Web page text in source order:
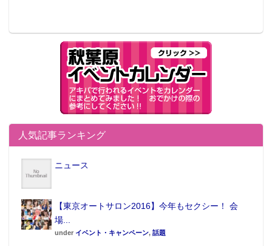
人気記事ランキング
ニュース
【東京オートサロン2016】今年もセクシー！ 会
場...
under イベント・キャンペーン, 話題